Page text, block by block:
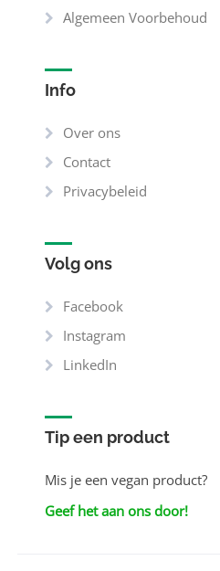
Algemeen Voorbehoud
Info
Over ons
Contact
Privacybeleid
Volg ons
Facebook
Instagram
LinkedIn
Tip een product
Mis je een vegan product?
Geef het aan ons door!